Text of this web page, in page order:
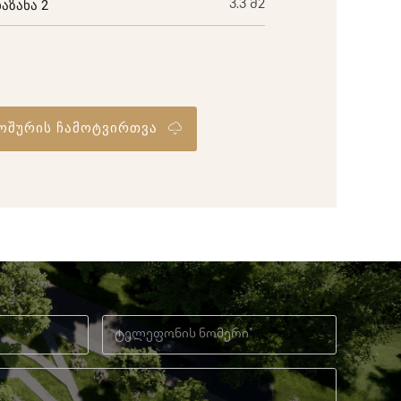
2 3.3 მ2
ჩამოტვირთვა